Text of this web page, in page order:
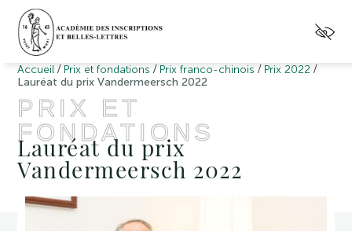
Accueil / Prix et fondations / Prix franco-chinois / Prix 2022 /
Lauréat du prix Vandermeersch 2022
PRIX ET
FONDATIONS
Lauréat du prix
Vandermeersch 2022